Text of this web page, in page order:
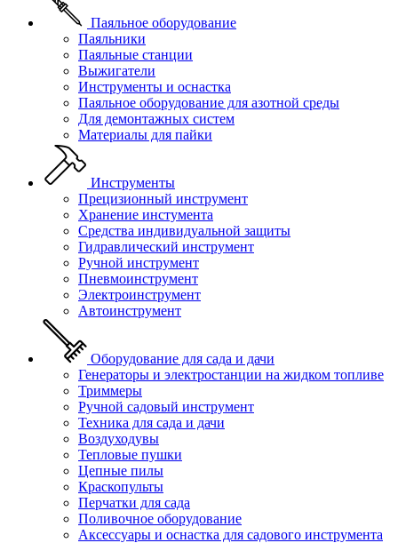
Паяльное оборудование
Паяльники
Паяльные станции
Выжигатели
Инструменты и оснастка
Паяльное оборудование для азотной среды
Для демонтажных систем
Материалы для пайки
Инструменты
Прецизионный инструмент
Хранение инстумента
Средства индивидуальной защиты
Гидравлический инструмент
Ручной инструмент
Пневмоинструмент
Электроинструмент
Автоинструмент
Оборудование для сада и дачи
Генераторы и электростанции на жидком топливе
Триммеры
Ручной садовый инструмент
Техника для сада и дачи
Воздуходувы
Тепловые пушки
Цепные пилы
Краскопульты
Перчатки для сада
Поливочное оборудование
Аксессуары и оснастка для садового инструмента